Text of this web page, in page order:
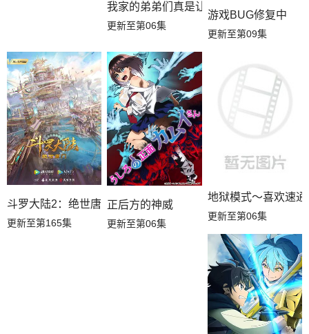
我家的弟弟们真是让您费心了
更新至第06集
游戏BUG修复中
更新至第09集
斗罗大陆2：绝世唐门
更新至第165集
正后方的神威
更新至第06集
地狱模式～喜欢速
更新至第06集